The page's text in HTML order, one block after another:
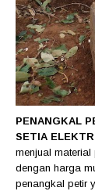
PENANGKAL
SETIA
menjual
dengan harga
penangkal petir